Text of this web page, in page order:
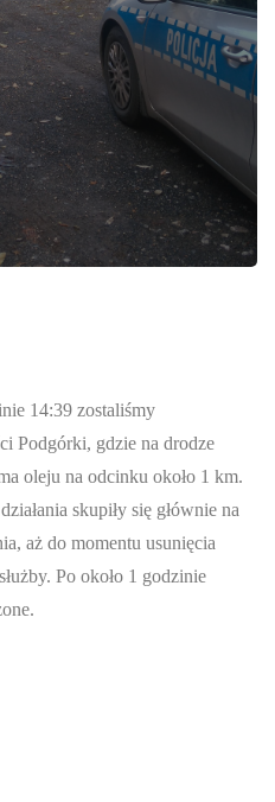
14:39 zostaliśmy
Podgórki, gdzie na drodze
oleju na odcinku około 1 km.
skupiły się głównie na
aż do momentu usunięcia
Po około 1 godzinie